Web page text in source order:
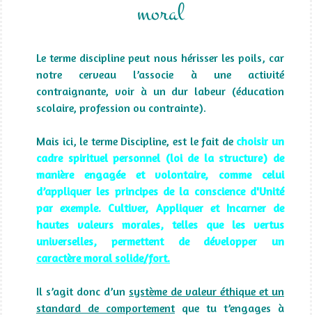
moral
Le terme discipline peut nous hérisser les poils, car
notre cerveau l’associe à une activité
contraignante, voir à un dur labeur (éducation
scolaire, profession ou contrainte).
Mais ici, le terme Discipline, est le fait de choisir un
cadre spirituel personnel (loi de la structure) de
manière engagée et volontaire, comme celui
d’appliquer les principes de la conscience d'Unité
par exemple. Cultiver, Appliquer et Incarner de
hautes valeurs morales, telles que les vertus
universelles, permettent de développer un
caractère moral solide/fort.
Il s’agit donc d’un système de valeur éthique et un
standard de comportementque tu t’engages à